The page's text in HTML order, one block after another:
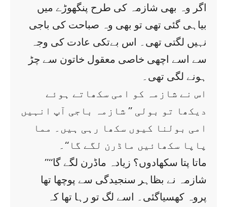
اگر وہ بھی شازمہ کی طرح پنگھوڑے میں
بیاہی گئی تھی تو بھی وہ صباحت کی باجی
نہیں لگتی تھی۔ اس بےتکی عادت کی وجہ
سے اسے اچھی خاصی معقول خاتون سے چڑ
ہونے لگی تھی۔
اس نے شازمہ کو امی سکھاتے ہوئے
دیکھا تو بولی ’’ شازمہ باجی آپ انہیں
امی بولنا کیوں سکھا رہی ہیں۔ مما
پاپا سکھائیں ماڈرن لگے گا‘‘۔
’’ماتا پتا سکھادوں؟ زیادہ ماڈرن لگے گا‘‘
شازمہ نے بظاہر سنجیدگی سے پوچھا تھا
پروہ کھسیاگئی۔ اسے لگ تو رہا تھا کہ